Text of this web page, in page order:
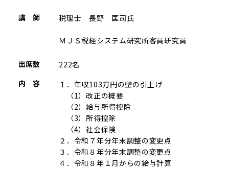
講 師 税理士 長野 匡司氏
ＭＪＳ税経システム研究所客員研究員
出席数
222名
内 容
１．年収103万円の壁の引上げ
（1）改正の概要
（2）給与所得控除
（3）所得控除
（4）社会保険
２．令和７年分年末調整の変更点
３．令和８年分年末調整の変更点
４．令和８年１月からの給与計算